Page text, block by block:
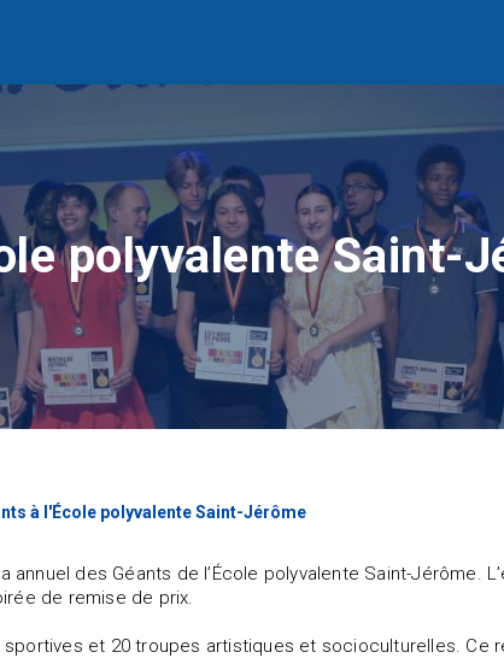
polyvalente Saint-
à l'École polyvalente Saint-Jérôme
annuel des Géants de l’École polyvalente Saint-Jérôme.
de remise de prix.
et 20 troupes artistiques et socioculturelles. Ce